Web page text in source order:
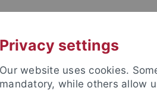
Privacy settings
Our website uses cookies.
mandatory, while others allow